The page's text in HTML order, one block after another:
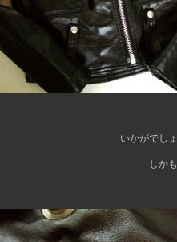
いかがでしょうか。 こ
しかも、サイズは